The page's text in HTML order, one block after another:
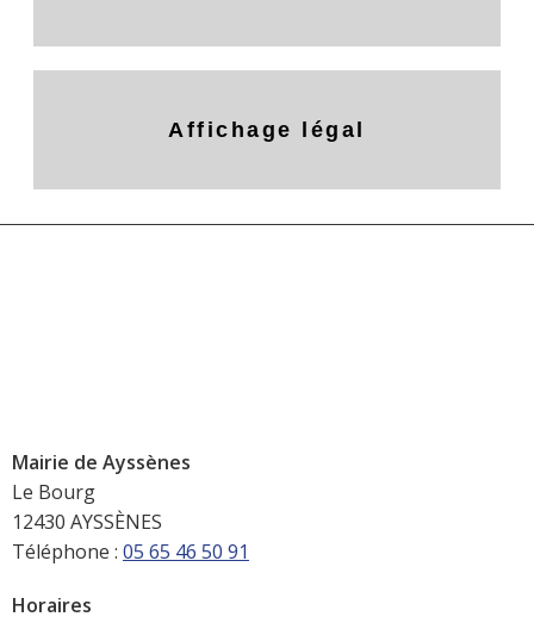
Affichage légal
Mairie de Ayssènes
Le Bourg
12430 AYSSÈNES
Téléphone : 05 65 46 50 91
Horaires